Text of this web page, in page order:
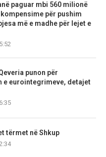
paguar mbi 560 milionë
për pushim
më e madhe për lejet e
punon për
e eurointegrimeve, detajet
tërmet në Shkup